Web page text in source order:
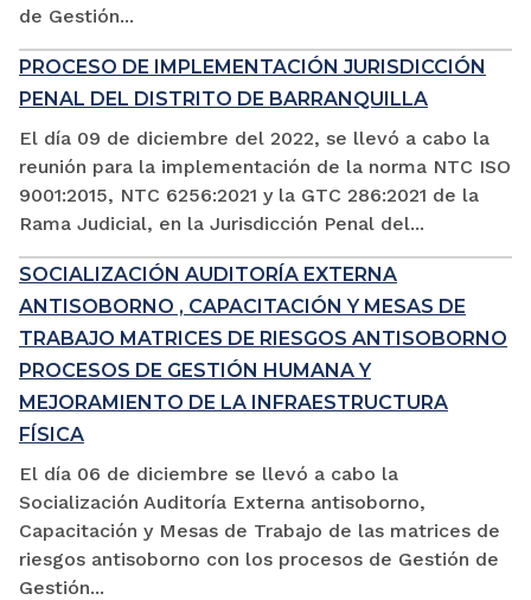
de Gestión...
PROCESO DE IMPLEMENTACIÓN JURISDICCIÓN
PENAL DEL DISTRITO DE BARRANQUILLA
El día 09 de diciembre del 2022, se llevó a cabo la
reunión para la implementación de la norma NTC ISO
9001:2015, NTC 6256:2021 y la GTC 286:2021 de la
Rama Judicial, en la Jurisdicción Penal del...
SOCIALIZACIÓN AUDITORÍA EXTERNA
ANTISOBORNO , CAPACITACIÓN Y MESAS DE
TRABAJO MATRICES DE RIESGOS ANTISOBORNO
PROCESOS DE GESTIÓN HUMANA Y
MEJORAMIENTO DE LA INFRAESTRUCTURA
FÍSICA
El día 06 de diciembre se llevó a cabo la
Socialización Auditoría Externa antisoborno,
Capacitación y Mesas de Trabajo de las matrices de
riesgos antisoborno con los procesos de Gestión de
Gestión...